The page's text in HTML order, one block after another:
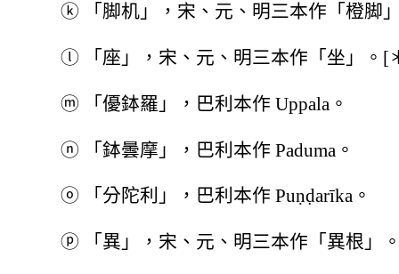
ⓚ 「脚机」，宋、元、明三本作「橙脚
ⓛ 「座」，宋、元、明三本作「坐」。[
ⓜ 「優鉢羅」，巴利本作 Uppala。
ⓝ 「鉢曇摩」，巴利本作 Paduma。
ⓞ 「分陀利」，巴利本作 Puṇḍarīka。
ⓟ 「異」，宋、元、明三本作「異根」